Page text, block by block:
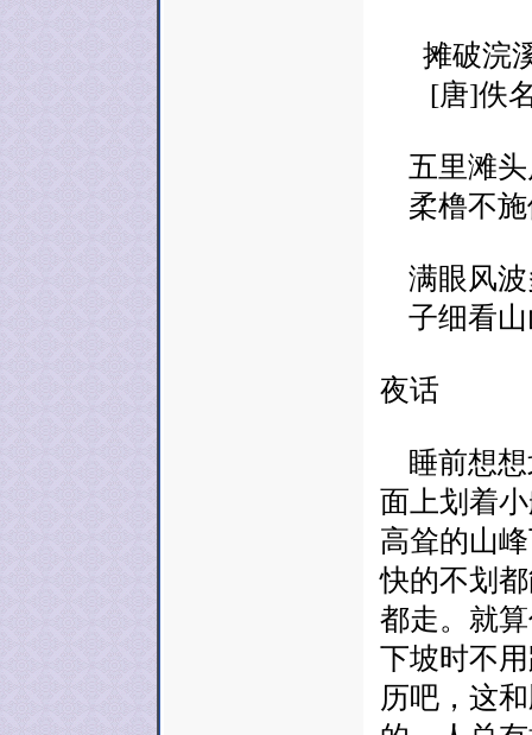
摊破浣
[唐]佚
五里滩头
柔橹不施
满眼风波
子细看山
夜话
睡前想想
面上划着
高耸的山
快的不划
都走。就
下坡时不
历吧，这